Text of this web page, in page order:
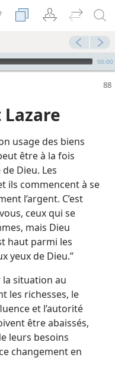
00:00
Lazare
usage des biens
être à la fois
Dieu. Les
ils commencent à se
l’argent. C’est
ceux qui se
mais Dieu
haut parmi les
yeux de Dieu.”
situation au
les richesses, le
et l’autorité
être abaissés,
leurs besoins
changement en